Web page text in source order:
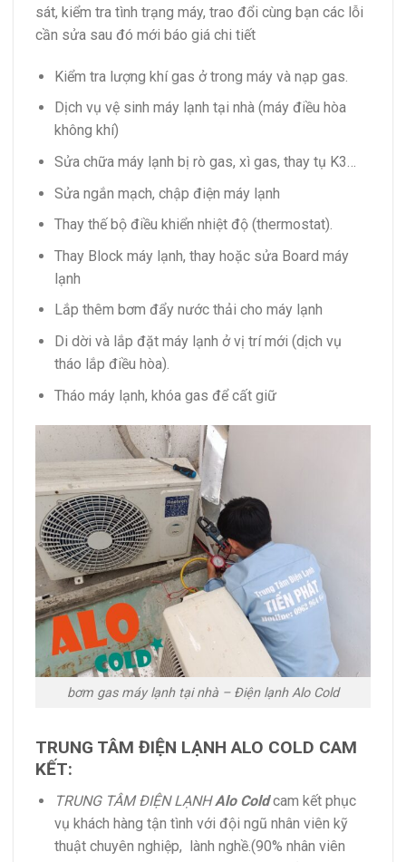
sát, kiểm tra tình trạng máy, trao đổi cùng bạn các lỗi
cần sửa sau đó mới báo giá chi tiết
Kiểm tra lượng khí gas ở trong máy và nạp gas.
Dịch vụ vệ sinh máy lạnh tại nhà (máy điều hòa
không khí)
Sửa chữa máy lạnh bị rò gas, xì gas, thay tụ K3…
Sửa ngắn mạch, chập điện máy lạnh
Thay thế bộ điều khiển nhiệt độ (thermostat).
Thay Block máy lạnh, thay hoặc sửa Board máy
lạnh
Lắp thêm bơm đẩy nước thải cho máy lạnh
Di dời và lắp đặt máy lạnh ở vị trí mới (dịch vụ
tháo lắp điều hòa).
Tháo máy lạnh, khóa gas để cất giữ
bơm gas máy lạnh tại nhà – Điện lạnh Alo Cold
TRUNG TÂM ĐIỆN LẠNH ALO COLD CAM
KẾT:
TRUNG TÂM ĐIỆN LẠNHAlo Coldcam kết phục
vụ khách hàng tận tình với đội ngũ nhân viên kỹ
thuật chuyên nghiệp, lành nghề.(90% nhân viên